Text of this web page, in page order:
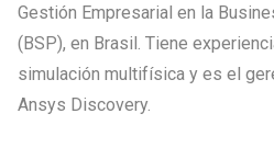
Gestión Empresarial en la
(BSP), en Brasil. Tiene
simulación multifísica y es el
Ansys Discovery.